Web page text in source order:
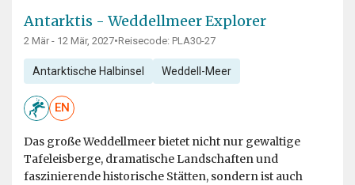
Antarktis - Weddellmeer Explorer
2 Mär - 12 Mär, 2027•Reisecode: PLA30-27
Antarktische Halbinsel Weddell-Meer
EN
Das große Weddellmeer bietet nicht nur gewaltige
Tafeleisberge, dramatische Landschaften und
faszinierende historische Stätten, sondern ist auch